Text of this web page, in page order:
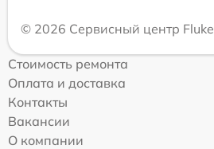
© 2026 Сервисный центр Fluke
Стоимость ремонта
Оплата и доставка
Контакты
Вакансии
О компании